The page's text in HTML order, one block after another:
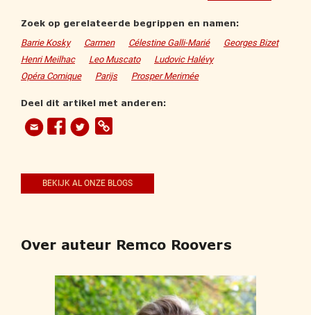
Zoek op gerelateerde begrippen en namen:
Barrie Kosky Carmen Célestine Galli-Marié
Georges Bizet
Henri Meilhac
Leo Muscato
Ludovic Halévy
Opéra Comique
Parijs Prosper Merimée
Deel dit artikel met anderen:
BEKIJK AL ONZE BLOGS
Over auteur Remco Roovers